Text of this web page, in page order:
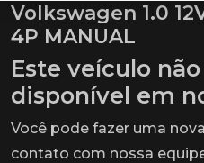
Volkswagen 1.0
4P MANUAL
Este veículo
disponível em
Você pode fazer uma
contato com nossa